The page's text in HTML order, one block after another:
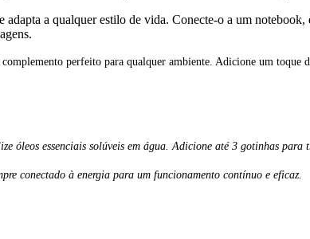
a qualquer estilo de vida. Conecte-o a um
perfeito para qualquer ambiente. Adicione um toque
óleos essenciais solúveis em água. Adicione até 3 gotinhas para
conectado à energia para um funcionamento contínuo e eficaz.